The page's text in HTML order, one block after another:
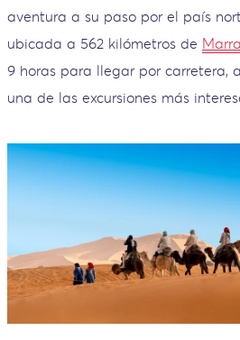
aventura a su paso por el país
ubicada a 562 kilómetros de
9 horas para llegar por carretera,
una de las excursiones más